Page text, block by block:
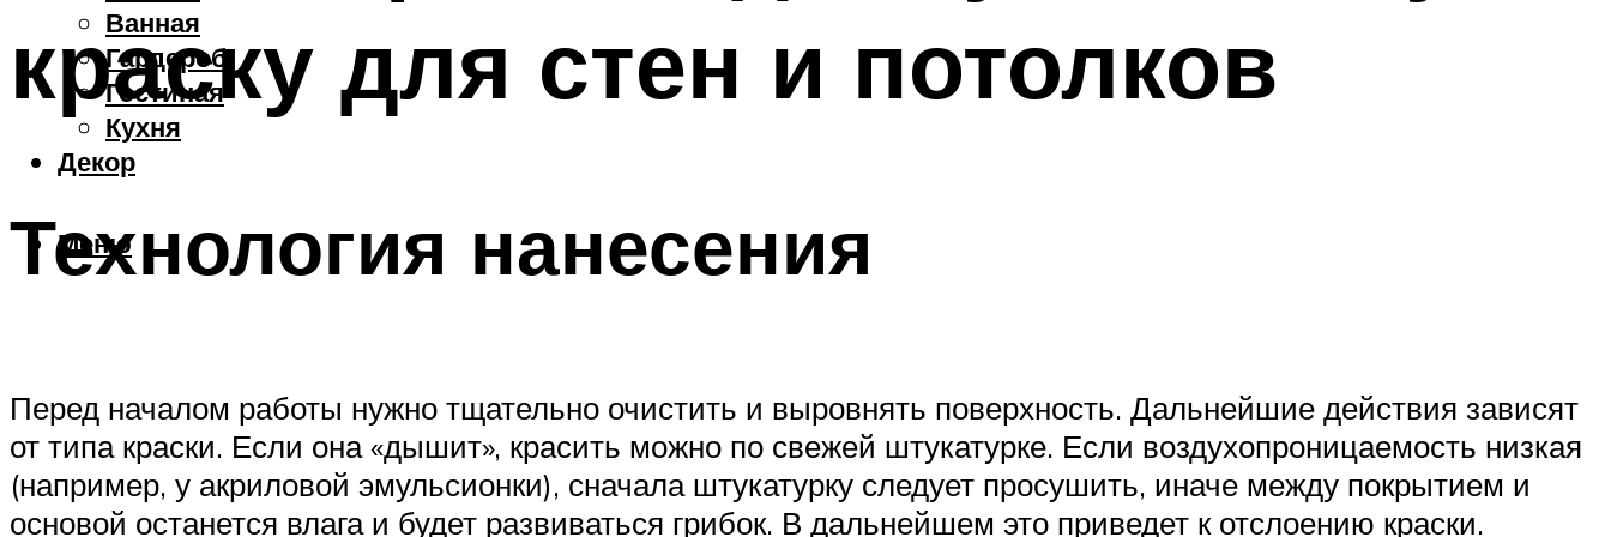
Ванная
Гардероб
Гостиная
Кухня
Декор
Меню
краску для стен и потолков
Технология нанесения
Перед началом работы нужно тщательно очистить и выровнять поверхность. Дальнейшие действия зависят
от типа краски. Если она «дышит», красить можно по свежей штукатурке. Если воздухопроницаемость низкая
(например, у акриловой эмульсионки), сначала штукатурку следует просушить, иначе между покрытием и
основой останется влага и будет развиваться грибок. В дальнейшем это приведет к отслоению краски.